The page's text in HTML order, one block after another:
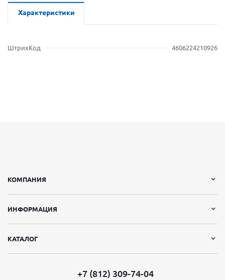
Характеристики
ШтрихКод 4606224210926
КОМПАНИЯ
ИНФОРМАЦИЯ
КАТАЛОГ
+7 (812) 309-74-04